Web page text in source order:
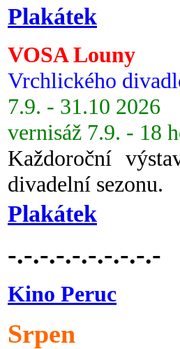
Plakátek
VOSA Louny
Vrchlického
7.9. - 31.10 2026
vernisáž 7.9. - 18
Každoroční
divadelní sezonu.
Plakátek
-.-.-.-.-.-.-.-.-.-
Kino Peruc
Srpen